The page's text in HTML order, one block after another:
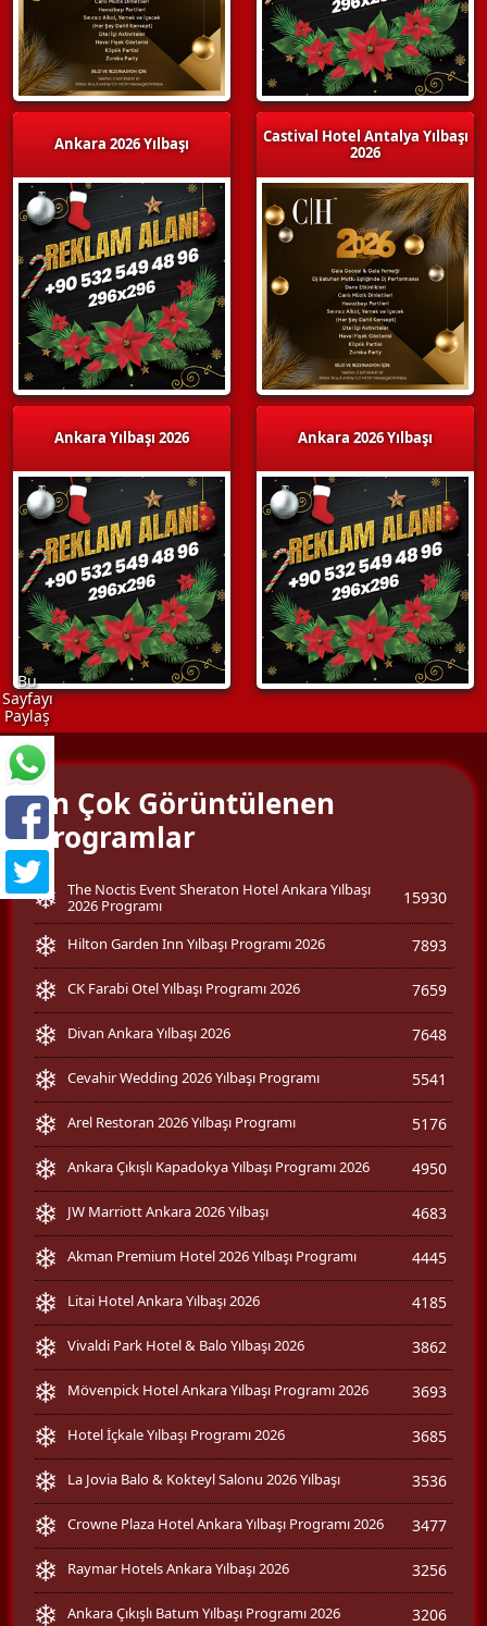
Ankara 2026 Yılbaşı
Ankara Yılbaşı 2026
Castival Hotel Antalya Yılbaşı
2026
Ankara 2026 Yılbaşı
Bu
Sayfayı
Paylaş
En Çok Görüntülenen
Programlar
The Noctis Event Sheraton Hotel Ankara Yılbaşı
2026 Programı
15930
Hilton Garden Inn Yılbaşı Programı 2026 7893
CK Farabi Otel Yılbaşı Programı 2026 7659
Divan Ankara Yılbaşı 2026 7648
Cevahir Wedding 2026 Yılbaşı Programı 5541
Arel Restoran 2026 Yılbaşı Programı 5176
Ankara Çıkışlı Kapadokya Yılbaşı Programı 2026 4950
JW Marriott Ankara 2026 Yılbaşı 4683
Akman Premium Hotel 2026 Yılbaşı Programı 4445
Litai Hotel Ankara Yılbaşı 2026 4185
Vivaldi Park Hotel & Balo Yılbaşı 2026 3862
Mövenpick Hotel Ankara Yılbaşı Programı 2026 3693
Hotel İçkale Yılbaşı Programı 2026 3685
La Jovia Balo & Kokteyl Salonu 2026 Yılbaşı 3536
Crowne Plaza Hotel Ankara Yılbaşı Programı 2026 3477
Raymar Hotels Ankara Yılbaşı 2026 3256
Ankara Çıkışlı Batum Yılbaşı Programı 2026 3206